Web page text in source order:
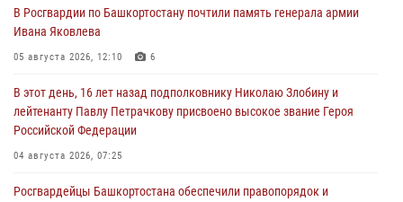
В Росгвардии по Башкортостану почтили память генерала армии
Ивана Яковлева
05 августа 2026, 12:10 6
В этот день, 16 лет назад подполковнику Николаю Злобину и
лейтенанту Павлу Петрачкову присвоено высокое звание Героя
Российской Федерации
04 августа 2026, 07:25
Росгвардейцы Башкортостана обеспечили правопорядок и